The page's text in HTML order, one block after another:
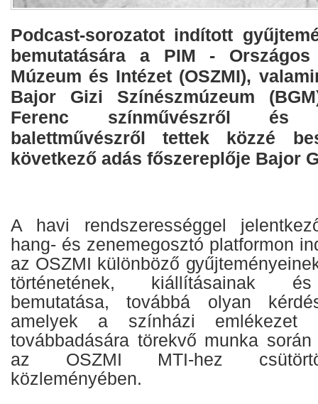
Podcast-sorozatot indított
bemutatására a PIM - Országos
Múzeum és Intézet (OSZMI),
Bajor Gizi Színészmúzeum
Ferenc színművészről
balettművészről tettek közzé
következő adás főszereplője Bajor
A havi rendszerességgel
hang- és zenemegosztó platformon
az OSZMI különböző
történetének, kiállításainak és
bemutatása, továbbá olyan
amelyek a színházi emlékezet
továbbadására törekvő munka
az OSZMI MTI-hez
közleményében.